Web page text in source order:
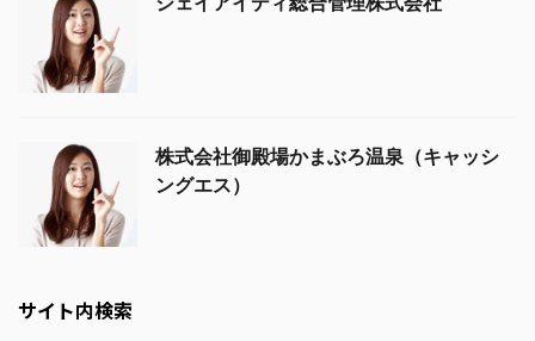
株式会社御殿場かまぶろ温泉（キャッシ
ングエス）
サイト内検索